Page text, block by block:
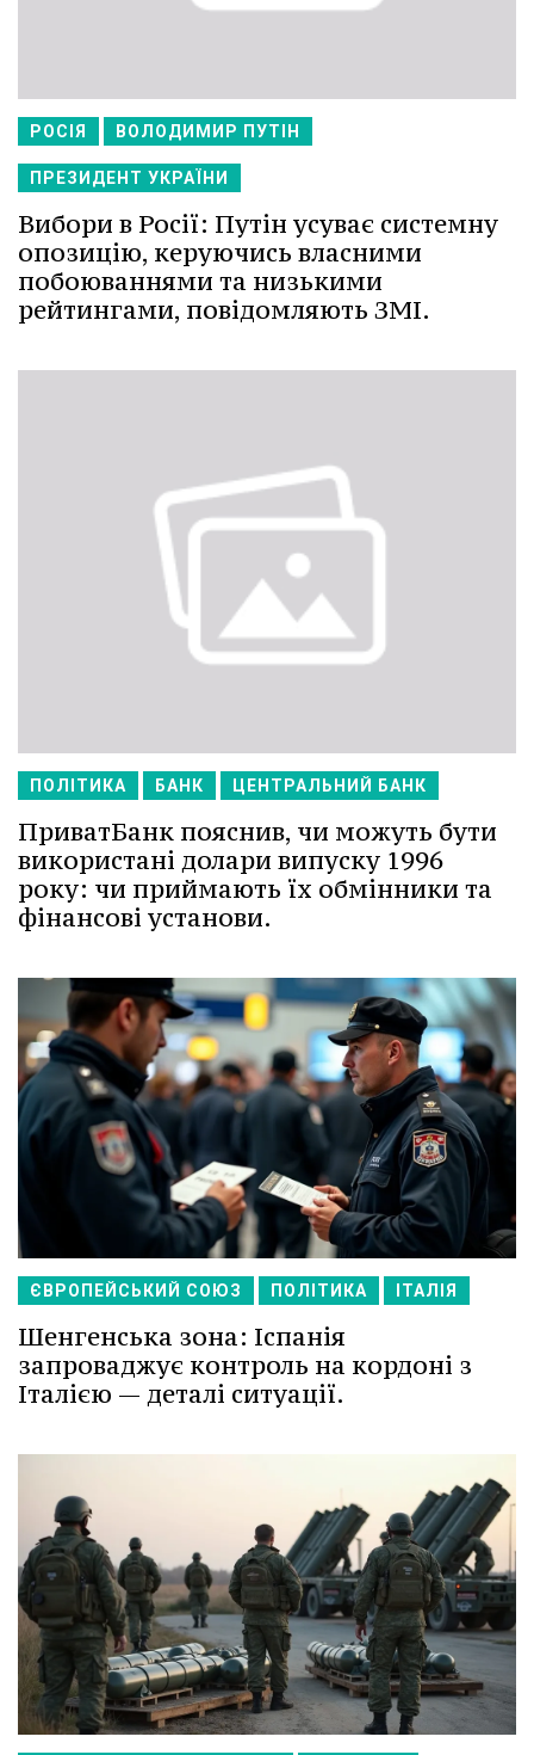
РОСІЯ ВОЛОДИМИР ПУТІН
ПРЕЗИДЕНТ УКРАЇНИ
Вибори в Росії: Путін усуває системну
опозицію, керуючись власними
побоюваннями та низькими
рейтингами, повідомляють ЗМІ.
ПОЛІТИКА БАНК ЦЕНТРАЛЬНИЙ БАНК
ПриватБанк пояснив, чи можуть бути
використані долари випуску 1996
року: чи приймають їх обмінники та
фінансові установи.
ЄВРОПЕЙСЬКИЙ СОЮЗ ПОЛІТИКА ІТАЛІЯ
Шенгенська зона: Іспанія
запроваджує контроль на кордоні з
Італією — деталі ситуації.